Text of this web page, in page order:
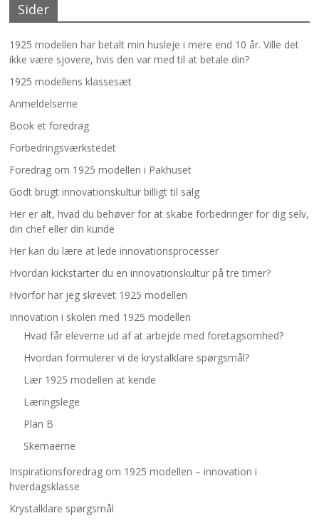
Sider
1925 modellen har betalt min husleje i mere end 10 år. Ville det
ikke være sjovere, hvis den var med til at betale din?
1925 modellens klassesæt
Anmeldelserne
Book et foredrag
Forbedringsværkstedet
Foredrag om 1925 modellen i Pakhuset
Godt brugt innovationskultur billigt til salg
Her er alt, hvad du behøver for at skabe forbedringer for dig selv,
din chef eller din kunde
Her kan du lære at lede innovationsprocesser
Hvordan kickstarter du en innovationskultur på tre timer?
Hvorfor har jeg skrevet 1925 modellen
Innovation i skolen med 1925 modellen
Hvad får eleverne ud af at arbejde med foretagsomhed?
Hvordan formulerer vi de krystalklare spørgsmål?
Lær 1925 modellen at kende
Læringslege
Plan B
Skemaerne
Inspirationsforedrag om 1925 modellen – innovation i
hverdagsklasse
Krystalklare spørgsmål